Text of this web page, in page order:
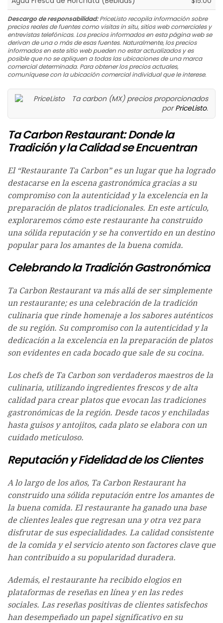
Descargo de responsabilidad:PriceListo recopila información sobre
precios reales de fuentes como visitas in situ, sitios web comerciales y
entrevistas telefónicas. Los precios informados en esta página web se
derivan de una o más de esas fuentes. Naturalmente, los precios
informados en este sitio web pueden no estar actualizados y es
posible que no se apliquen a todas las ubicaciones de una marca
comercial determinada. Para obtener los precios actuales,
comuníquese con la ubicación comercial individual que le interese.
Ta carbon (MX) precios proporcionados
porPriceListo.
Ta Carbon Restaurant: Donde la
Tradición y la Calidad se Encuentran
El “Restaurante Ta Carbon” es un lugar que ha logrado
destacarse en la escena gastronómica gracias a su
compromiso con la autenticidad y la excelencia en la
preparación de platos tradicionales. En este artículo,
exploraremos cómo este restaurante ha construido
una sólida reputación y se ha convertido en un destino
popular para los amantes de la buena comida.
Celebrando la Tradición Gastronómica
Ta Carbon Restaurant va más allá de ser simplemente
un restaurante; es una celebración de la tradición
culinaria que rinde homenaje a los sabores auténticos
de su región. Su compromiso con la autenticidad y la
dedicación a la excelencia en la preparación de platos
son evidentes en cada bocado que sale de su cocina.
Los chefs de Ta Carbon son verdaderos maestros de la
culinaria, utilizando ingredientes frescos y de alta
calidad para crear platos que evocan las tradiciones
gastronómicas de la región. Desde tacos y enchiladas
hasta guisos y antojitos, cada plato se elabora con un
cuidado meticuloso.
Reputación y Fidelidad de los Clientes
A lo largo de los años, Ta Carbon Restaurant ha
construido una sólida reputación entre los amantes de
la buena comida. El restaurante ha ganado una base
de clientes leales que regresan una y otra vez para
disfrutar de sus especialidades. La calidad consistente
de la comida y el servicio atento son factores clave que
han contribuido a su popularidad duradera.
Además, el restaurante ha recibido elogios en
plataformas de reseñas en línea y en las redes
sociales. Las reseñas positivas de clientes satisfechos
han desempeñado un papel significativo en su